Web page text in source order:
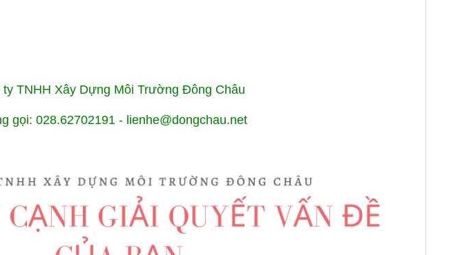
ty TNHH Xây Dựng Môi Trường Đông Châu
gọi: 028.62702191 - lienhe@dongchau.net